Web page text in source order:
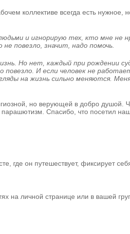
коллективе всегда есть
и игнорирую тех, кто мне не
повезло, значит, надо помочь.
Но нет, каждый при рождении
И если человек не
на жизнь сильно меняются.
но верующей в добро душой.
Спасибо, что посетил
он путешествует, фиксирует
на личной странице или в вашей